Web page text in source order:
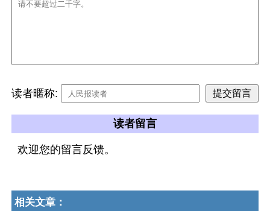
读者暱称:
读者留言
欢迎您的留言反馈。
相关文章：